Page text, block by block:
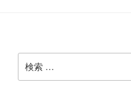
索: